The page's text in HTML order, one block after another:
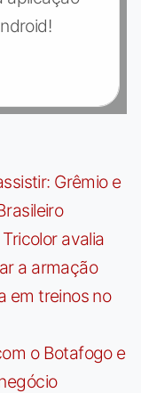
Grêmio e
avalia
a armação
em treinos no
o Botafogo e